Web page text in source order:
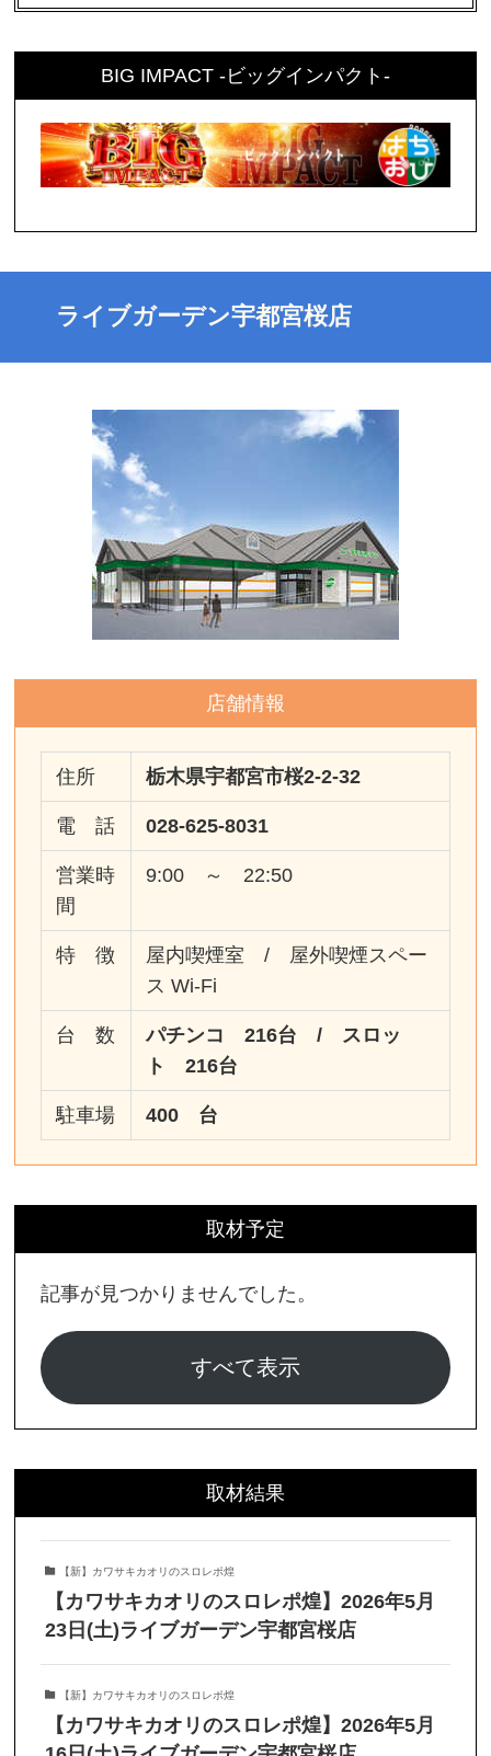
BIG IMPACT -ビッグインパクト-
ライブガーデン宇都宮桜店
店舗情報
住所 栃木県宇都宮市桜2-2-32
電 話 028-625-8031
営業時
間
9:00 ～ 22:50
特 徴
屋内喫煙室 / 屋外喫煙スペー
ス Wi-Fi
台 数
パチンコ 216台 / スロッ
ト 216台
駐車場 400 台
取材予定
記事が見つかりませんでした。
すべて表示
取材結果
【新】カワサキカオリのスロレポ煌
【カワサキカオリのスロレポ煌】2026年5月
23日(土)ライブガーデン宇都宮桜店
【新】カワサキカオリのスロレポ煌
【カワサキカオリのスロレポ煌】2026年5月